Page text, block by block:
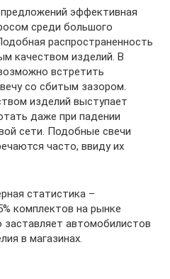
эффективная
среди большого
распространенность
качеством изделий. В
встретить
со сбитым зазором.
изделий выступает
даже при падении
сети. Подобные свечи
часто, ввиду их
статистика –
комплектов на рынке
автомобилистов
в магазинах.